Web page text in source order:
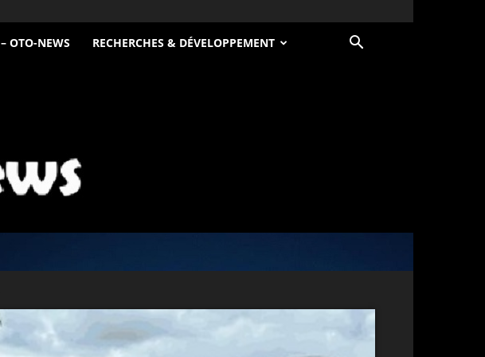
– OTO-NEWS RECHERCHES & DÉVELOPPEMENT